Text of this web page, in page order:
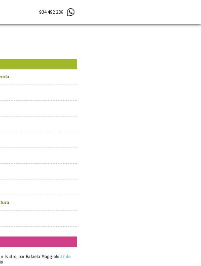
934 492 236
Isidro, por Rafaela Maggiolo27 de